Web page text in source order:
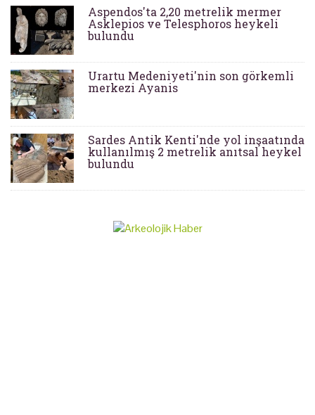
Aspendos'ta 2,20 metrelik mermer
Asklepios ve Telesphoros heykeli
bulundu
Urartu Medeniyeti'nin son görkemli
merkezi Ayanis
Sardes Antik Kenti'nde yol inşaatında
kullanılmış 2 metrelik anıtsal heykel
bulundu